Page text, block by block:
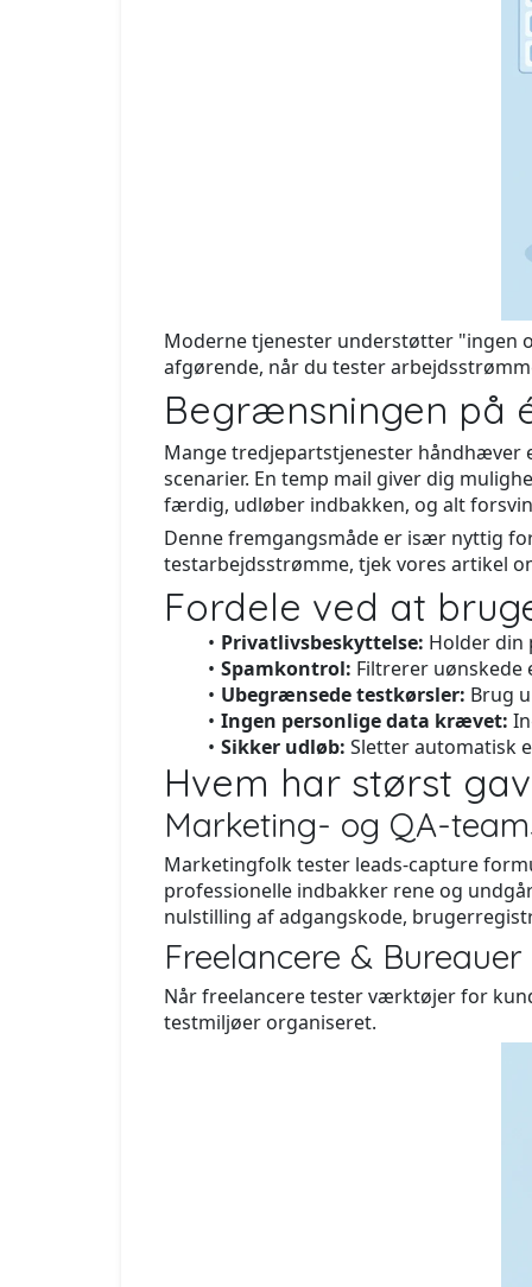
Moderne tjenester understøtter "ingen
afgørende, når du tester
Begrænsningen på
Mange tredjepartstjenester håndhæver
scenarier. En temp mail giver dig
færdig, udløber indbakken, og alt
Denne fremgangsmåde er især nyttig
testarbejdsstrømme, tjek vores artikel
Fordele ved at
Privatlivsbeskyttelse: Holder din
Spamkontrol: Filtrerer uønskede
Ubegrænsede testkørsler: Brug
Ingen personlige data krævet:
Sikker udløb: Sletter automatisk
Hvem har størst
Marketing- og QA-
Marketingfolk tester leads-capture
professionelle indbakker rene og
nulstilling af adgangskode,
Freelancere & Bureauer
Når freelancere tester værktøjer for
testmiljøer organiseret.